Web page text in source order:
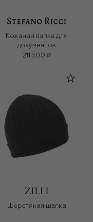
Кожаная папка для
документов
211 500 ₽
Шерстяная шапка